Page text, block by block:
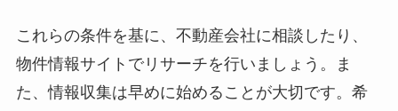
これらの条件を基に、不動産会社に相談したり、
物件情報サイトでリサーチを行いましょう。ま
た、情報収集は早めに始めることが大切です。希